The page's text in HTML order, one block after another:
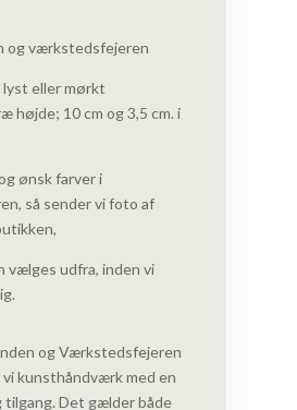
og værkstedsfejeren
lyst eller mørkt
højde; 10 cm og 3,5 cm. i
ønsk farver i
så sender vi foto af
vælges udfra, inden vi
og Værkstedsfejeren
kunsthåndværk med en
Det gælder både